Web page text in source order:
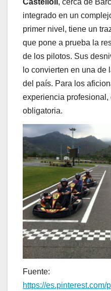
integrado en un
primer nivel, tiene un
que pone a prueba la
de los pilotos. Sus
lo convierten en una de
del país. Para los
experiencia profesional,
obligatoria.
Fuente:
https://